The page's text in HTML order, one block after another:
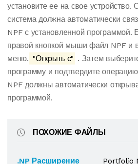
установите ее на свое устройство.
система должна автоматически
NPF с установленной программой.
правой кнопкой мыши файл NPF и
меню. "Открыть с" . Затем
программу и подтвердите
NPF должны автоматически
программой.
ПОХОЖИЕ ФАЙЛЫ
.NP Расширение
Portfolio